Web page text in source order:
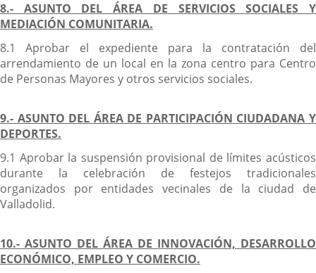
8.- ASUNTO DEL ÁREA DE SERVICIOS SOCIALES Y
MEDIACIÓN COMUNITARIA.
8.1 Aprobar el expediente para la contratación del
arrendamiento de un local en la zona centro para Centro
de Personas Mayores y otros servicios sociales.
9.- ASUNTO DEL ÁREA DE PARTICIPACIÓN CIUDADANA Y
DEPORTES.
9.1 Aprobar la suspensión provisional de límites acústicos
durante la celebración de festejos tradicionales
organizados por entidades vecinales de la ciudad de
Valladolid.
10.- ASUNTO DEL ÁREA DE INNOVACIÓN, DESARROLLO
ECONÓMICO, EMPLEO Y COMERCIO.